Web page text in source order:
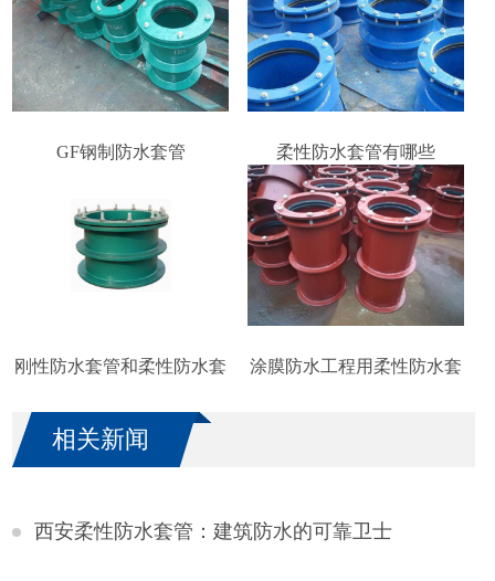
GF钢制防水套管 柔性防水套管有哪些
刚性防水套管和柔性防水套
涂膜防水工程用柔性防水套
相关新闻
西安柔性防水套管：建筑防水的可靠卫士